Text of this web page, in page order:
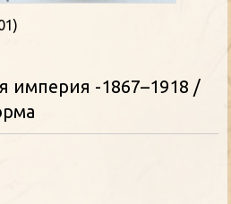
империя -1867–1918 /